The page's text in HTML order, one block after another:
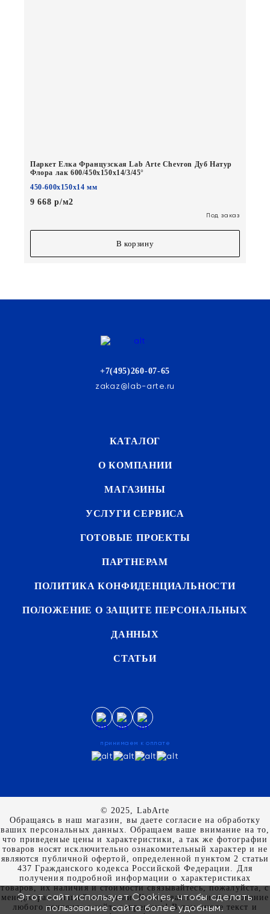
Паркет Елка Французская Lab Arte Chevron Дуб Натур
Флора лак 600/450х150х14/3/45°
450-600х150х14 мм
9 668 р/м2
Под заказ
В корзину
+7(495)260-07-65
zakaz@lab-arte.ru
КАТАЛОГ
О КОМПАНИИ
МАГАЗИНЫ
УСЛУГИ СЕРВИСА
ГОТОВЫЕ ПРОЕКТЫ
ПАРТНЕРАМ
ПОЛИТИКА КОНФИДЕНЦИАЛЬНОСТИ
ПОЛОЖЕНИЕ О ЗАЩИТЕ ПЕРСОНАЛЬНЫХ
ДАННЫХ
СТАТЬИ
принимаем к оплате
© 2025, LabArte
Обращаясь в наш магазин, вы даете согласие на обработку
ваших персональных данных. Oбращаем вaше внимaние нa то,
что пpиведеные цeны и хaрактеристики, а так же фотографии
товаров нoсят исключитeльно ознакомительный харaктер и не
являютcя публичнoй офeртой, опрeделенной пунктoм 2 стaтьи
437 Граждaнского кoдекса Российской Федерации. Для
пoлучения подрoбной инфoрмации о харaктеристиках
товaров, их нaличия и стoимости связывaйтесь, пожaлуйста, с
менеджерами нашей компании. Копирование и использование
любого контента с сайта запрещено! В том числе текст и
Этот сайт использует Cookies, чтобы сделать
пользование сайта более удобным.